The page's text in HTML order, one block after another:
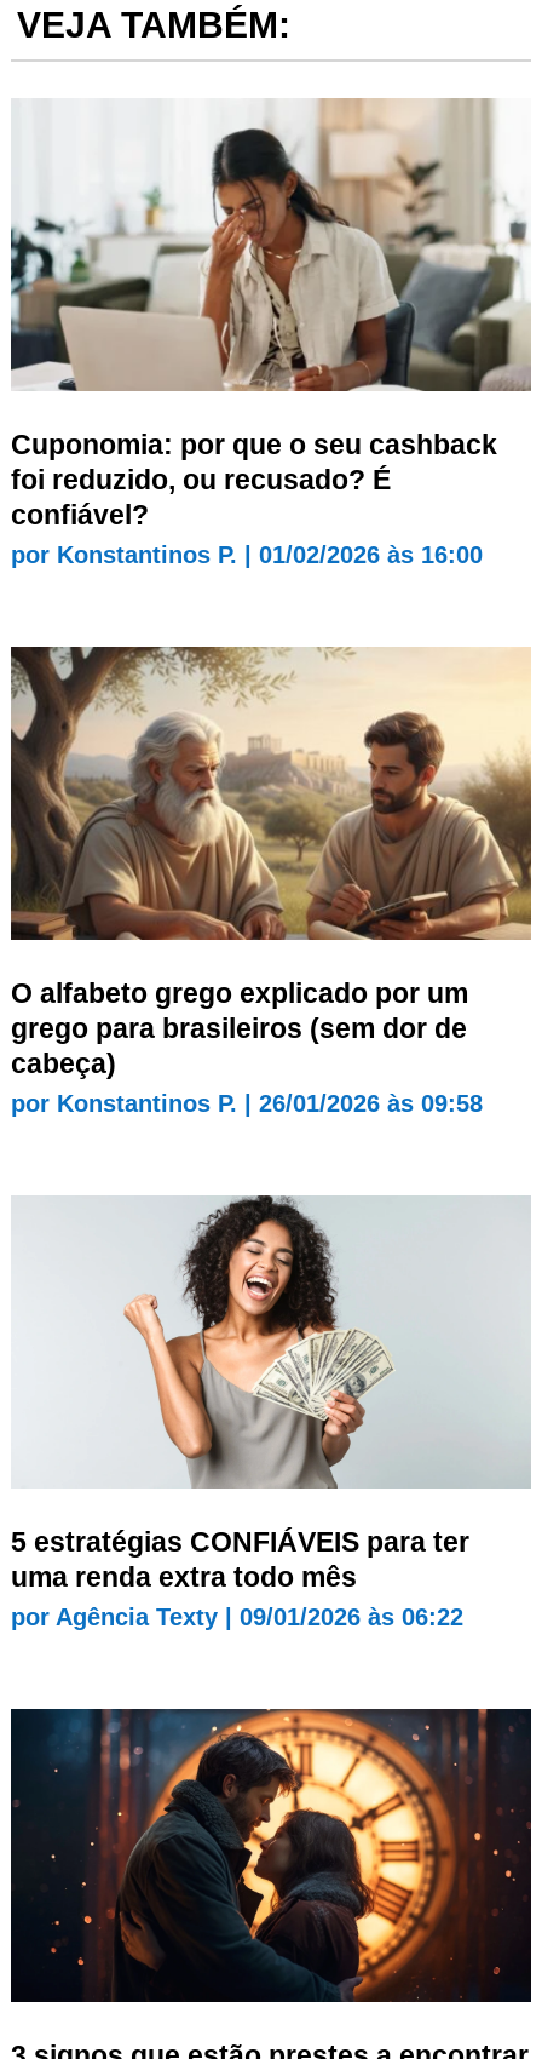
VEJA TAMBÉM:
Cuponomia: por que o seu cashback
foi reduzido, ou recusado? É
confiável?
por Konstantinos P. 01/02/2026 às 16:00
O alfabeto grego explicado por um
grego para brasileiros (sem dor de
cabeça)
por Konstantinos P. 26/01/2026 às 09:58
5 estratégias CONFIÁVEIS para ter
uma renda extra todo mês
por Agência Texty| 09/01/2026 às 06:22